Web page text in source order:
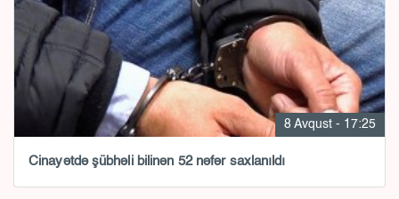
8 Avqust - 17:25
Cinayətdə şübhəli bilinən 52 nəfər saxlanıldı